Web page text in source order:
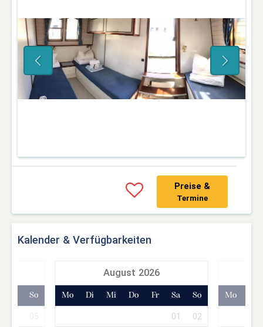
Preise &
Termine
Kalender & Verfügbarkeiten
So
August 2026
Mo Di Mi Do Fr Sa So
01 02
Mo